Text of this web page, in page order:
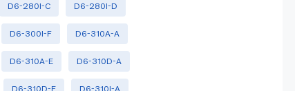
D6-280I-C D6-280I-D
D6-300I-F D6-310A-A
D6-310A-E D6-310D-A
D6-310D-E D6-310I-A